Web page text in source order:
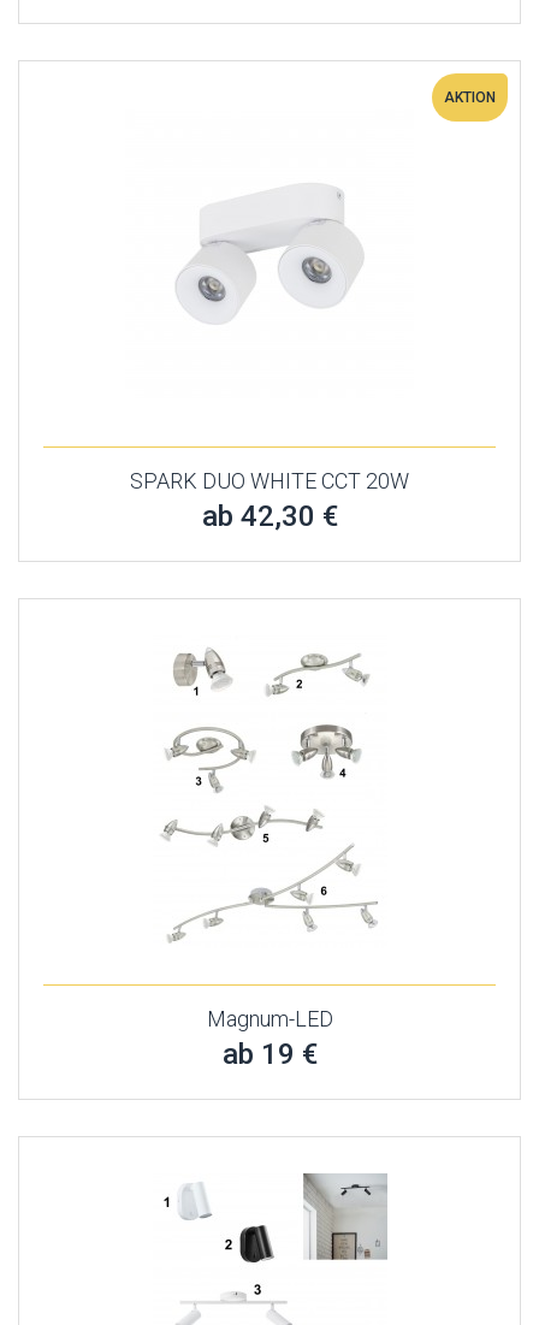
AKTION
SPARK DUO WHITE CCT 20W
ab 42,30 €
Magnum-LED
ab 19 €